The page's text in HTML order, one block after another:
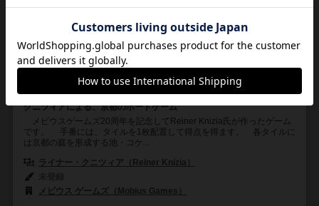
Kyoto
6.0
30分前後 8歳～
クニツィアによる、京都のボードゲーム
メビウスゲームズ20周年を記念してReiner Knizia氏が作ったゲーム
です。 手番には、タイルを1枚配置して得点を得ます。 各タイルに
は京都の庭を形成する池・コケ...
ライナー・クニツィア（Reiner Knizia）
メビウス ゲームズ（Mobius Games）